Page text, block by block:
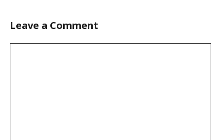
Leave a Comment